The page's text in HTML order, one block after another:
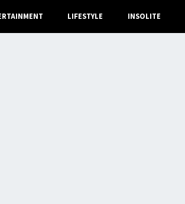
LIFESTYLE INSOLITE